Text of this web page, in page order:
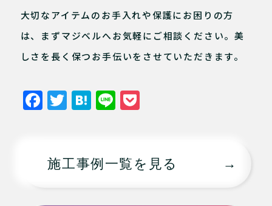
大切なアイテムのお手入れや保護にお困りの方
は、まずマジベルへお気軽にご相談ください。美
しさを長く保つお手伝いをさせていただきます。
F
a
e
b
T
w
te
r
H
at
n
a
Li
n
P
k
et
施工事例一覧を見る